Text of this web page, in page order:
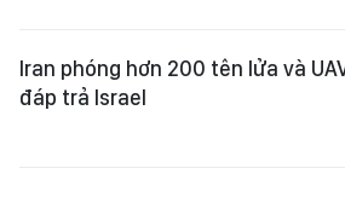
Iran phóng hơn 200 tên lửa và
đáp trả Israel